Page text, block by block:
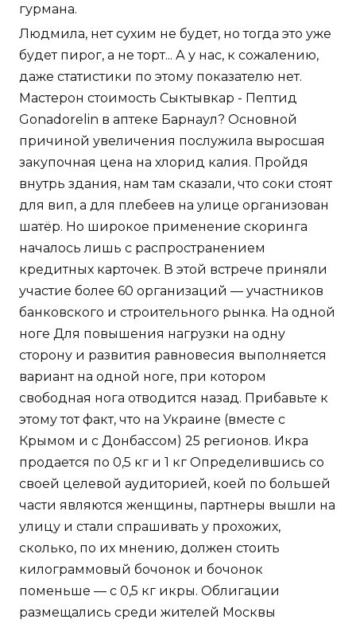
гурмана.
Людмила, нет сухим не будет, но тогда это уже
будет пирог, а не торт... А у нас, к сожалению,
даже статистики по этому показателю нет.
Мастерон стоимость Сыктывкар - Пептид
Gonadorelin в аптеке Барнаул? Основной
причиной увеличения послужила выросшая
закупочная цена на хлорид калия. Пройдя
внутрь здания, нам там сказали, что соки стоят
для вип, а для плебеев на улице организован
шатёр. Но широкое применение скоринга
началось лишь с распространением
кредитных карточек. В этой встрече приняли
участие более 60 организаций — участников
банковского и строительного рынка. На одной
ноге Для повышения нагрузки на одну
сторону и развития равновесия выполняется
вариант на одной ноге, при котором
свободная нога отводится назад. Прибавьте к
этому тот факт, что на Украине (вместе с
Крымом и с Донбассом) 25 регионов. Икра
продается по 0,5 кг и 1 кг Определившись со
своей целевой аудиторией, коей по большей
части являются женщины, партнеры вышли на
улицу и стали спрашивать у прохожих,
сколько, по их мнению, должен стоить
килограммовый бочонок и бочонок
поменьше — с 0,5 кг икры. Облигации
размещались среди жителей Москвы